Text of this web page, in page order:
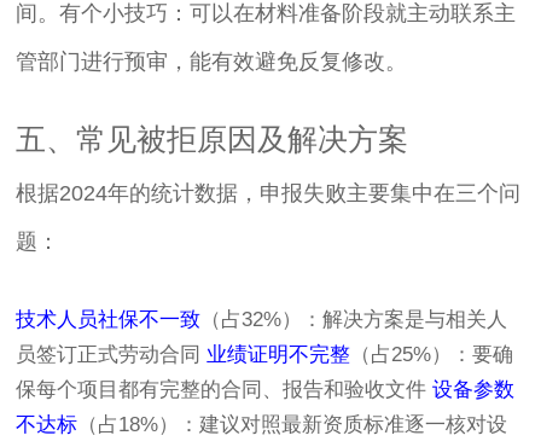
间。有个小技巧：可以在材料准备阶段就主动联系主
管部门进行预审，能有效避免反复修改。
五、常见被拒原因及解决方案
根据2024年的统计数据，申报失败主要集中在三个问
题：
技术人员社保不一致 （占32%）：解决方案是与相关人
员签订正式劳动合同 业绩证明不完整 （占25%）：要确
保每个项目都有完整的合同、报告和验收文件设备参数
不达标 （占18%）：建议对照最新资质标准逐一核对设